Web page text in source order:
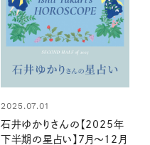
2025.07.01
石井ゆかりさんの【2025年
下半期の星占い】7月～12月